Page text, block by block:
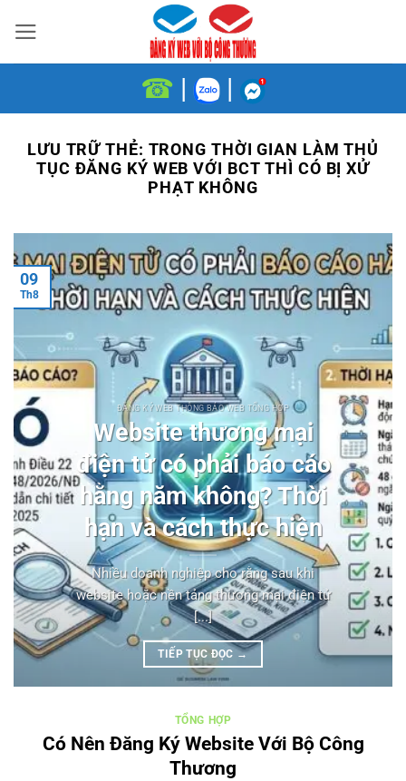
qua
nội
☎ | |
LƯU TRỮ THẺ: TRONG THỜI GIAN LÀM THỦ
TỤC ĐĂNG KÝ WEB VỚI BCT THÌ CÓ BỊ XỬ
PHẠT KHÔNG
ĐĂNG KÝ WEB THÔNG BÁO WEB TỔNG HỢP
Website thương mại
điện tử có phải báo cáo
hằng năm không? Thời
hạn và cách thực hiện
Nhiều doanh nghiệp cho rằng sau khi
website hoặc nền tảng thương mại điện tử
[...]
TIẾP TỤC ĐỌC →
09
Th8
TỔNG HỢP
Có Nên Đăng Ký Website Với Bộ Công
Thương